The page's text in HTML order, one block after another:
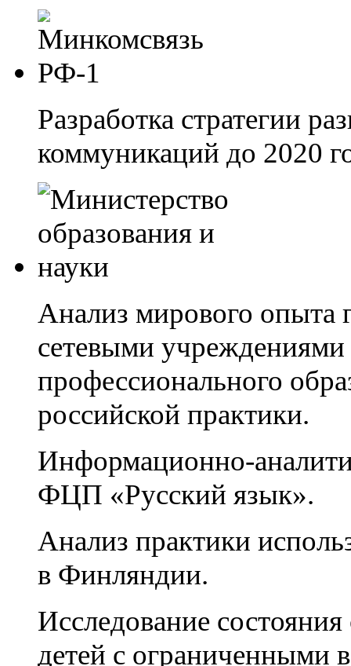
Разработка стратегии
коммуникаций до 2020
Анализ мирового опыта
сетевыми учреждениями
профессионального
российской практики.
Информационно-
ФЦП «Русский язык».
Анализ практики
в Финляндии.
Исследование
детей с ограниченными